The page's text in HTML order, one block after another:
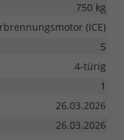
750 kg
(ICE)
5
4-türig
1
26.03.2026
26.03.2026